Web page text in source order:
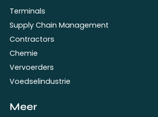
Terminals
Supply Chain Management
Contractors
Chemie
Vervoerders
Voedselindustrie
Meer